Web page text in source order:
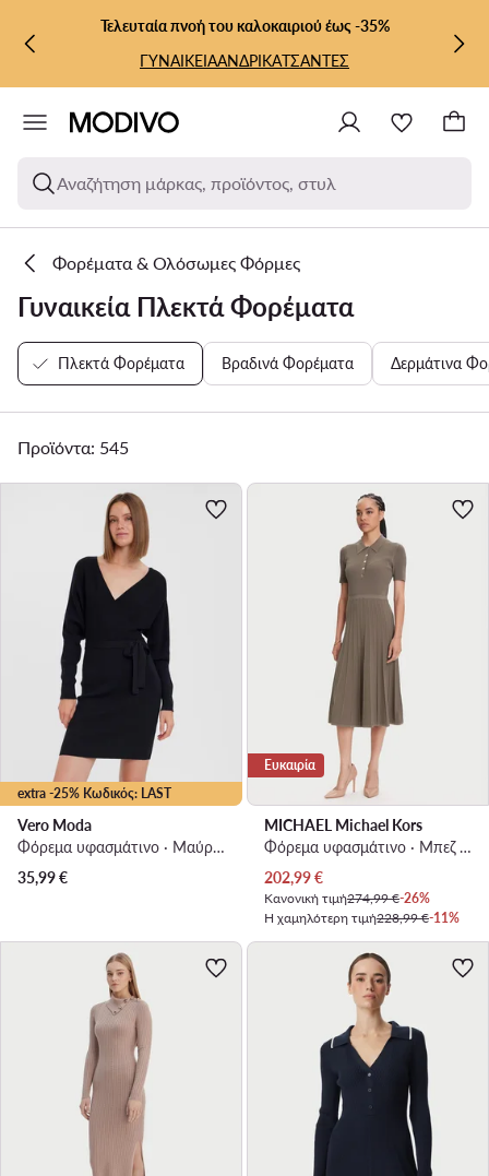
ΜΕΤΆΒΑΣΗ ΣΤΟ ΚΎΡΙΟ ΠΕΡΙΕΧΌΜΕΝΟ
ΜΕΤΆΒΑΣΗ ΣΤΗΝ ΑΝΑΖΉΤΗΣΗ
Τελευταία πνοή του καλοκαιριού έως -35%
ΓΥΝΑΙΚΕΙΑΑΝΔΡΙΚΑΤΣΑΝΤΕΣ
Αναζήτηση μάρκας, προϊόντος, στυλ
Φορέματα & Ολόσωμες Φόρμες
Γυναικεία Πλεκτά Φορέματα
Πλεκτά Φορέματα Βραδινά Φορέματα Δερμάτινα
Προϊόντα: 545
extra -25% Κωδικός: LAST
Vero Moda
Φόρεμα υφασμάτινο · Μαύρο · Mini
35,99€
Ευκαιρία
MICHAEL Michael Kors
Φόρεμα υφασμάτινο · Μπεζ · Midi
Τρέχουσα τιμή
202,99€
Κανονική τιμή274,99 €-26%
Η χαμηλότερη τιμή228,99 €-11%